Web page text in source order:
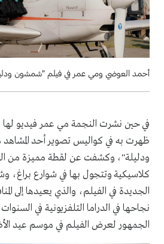
أحمد العوضي ومي عمر في فيلم "شمشون
في حين نشرت النجمة مي عمر فيديو لها
ظهرت به في كواليس تصوير أحد
ودليلة"، وكشفت عن لقطة مميزة من
كلاسيكية وتتجول بها في شوارع
الجديدة في الفيلم، والذي يعيدها إلى
نجاحها في الدراما التلفزيونية في
الجمهور لعرض الفيلم في موسم عيد